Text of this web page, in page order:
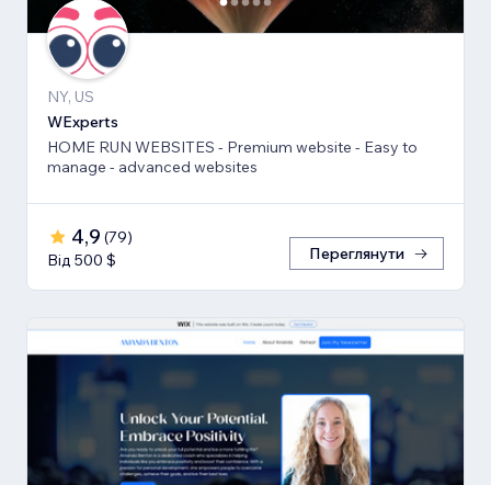
NY, US
WExperts
HOME RUN WEBSITES - Premium website - Easy to
manage - advanced websites
4,9 (79)
Від 500 $
Переглянути